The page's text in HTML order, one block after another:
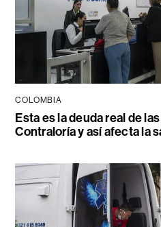
COLOMBIA
Esta es la deuda real de
Contraloría y así afecta la